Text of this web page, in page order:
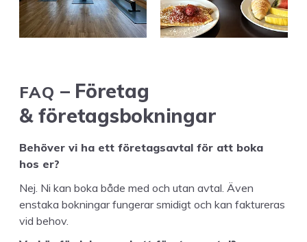
FAQ – Före­tag
&företagsbokningar
Behöver vi ha ett före­tagsav­tal för att boka
hos er?
Nej. Ni kan boka både med och utan avtal. Även
ensta­ka bokningar funger­ar smidigt och kan fak­tur­eras
vid behov.